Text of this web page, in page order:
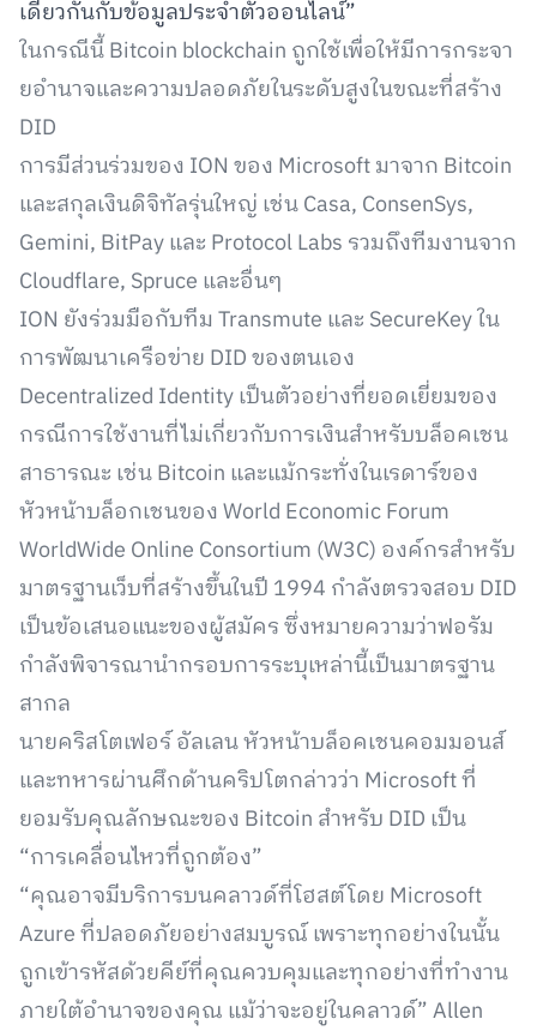
เดียวกันกับข้อมูลประจำตัวออนไลน์”
ในกรณีนี้ Bitcoin blockchain ถูกใช้เพื่อให้มีการกระจา
ยอำนาจและความปลอดภัยในระดับสูงในขณะที่สร้าง
DID
การมีส่วนร่วมของ ION ของ Microsoft มาจาก Bitcoin
และสกุลเงินดิจิทัลรุ่นใหญ่ เช่น Casa, ConsenSys,
Gemini, BitPay และ Protocol Labs รวมถึงทีมงานจาก
Cloudflare, Spruce และอื่นๆ
ION ยังร่วมมือกับทีม Transmute และ SecureKey ใน
การพัฒนาเครือข่าย DID ของตนเอง
Decentralized Identity เป็นตัวอย่างที่ยอดเยี่ยมของ
กรณีการใช้งานที่ไม่เกี่ยวกับการเงินสำหรับบล็อคเชน
สาธารณะ เช่น Bitcoin และแม้กระทั่งในเรดาร์ของ
หัวหน้าบล็อกเชนของ World Economic Forum
WorldWide Online Consortium (W3C) องค์กรสำหรับ
มาตรฐานเว็บที่สร้างขึ้นในปี 1994 กำลังตรวจสอบ DID
เป็นข้อเสนอแนะของผู้สมัคร ซึ่งหมายความว่าฟอรัม
กำลังพิจารณานำกรอบการระบุเหล่านี้เป็นมาตรฐาน
สากล
นายคริสโตเฟอร์ อัลเลน หัวหน้าบล็อคเชนคอมมอนส์
และทหารผ่านศึกด้านคริปโตกล่าวว่า Microsoft ที่
ยอมรับคุณลักษณะของ Bitcoin สำหรับ DID เป็น
“การเคลื่อนไหวที่ถูกต้อง”
“คุณอาจมีบริการบนคลาวด์ที่โฮสต์โดย Microsoft
Azure ที่ปลอดภัยอย่างสมบูรณ์ เพราะทุกอย่างในนั้น
ถูกเข้ารหัสด้วยคีย์ที่คุณควบคุมและทุกอย่างที่ทำงาน
ภายใต้อำนาจของคุณ แม้ว่าจะอยู่ในคลาวด์” Allen